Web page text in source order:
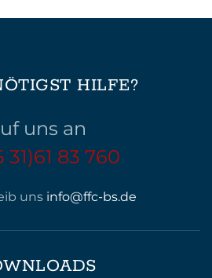
HILFE?
uns an
31)61 83 760
uns info@ffc-bs.de